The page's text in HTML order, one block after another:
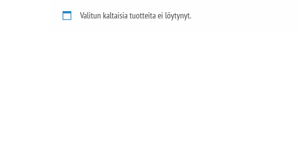
Valitun kaltaisia tuotteita ei löytynyt.